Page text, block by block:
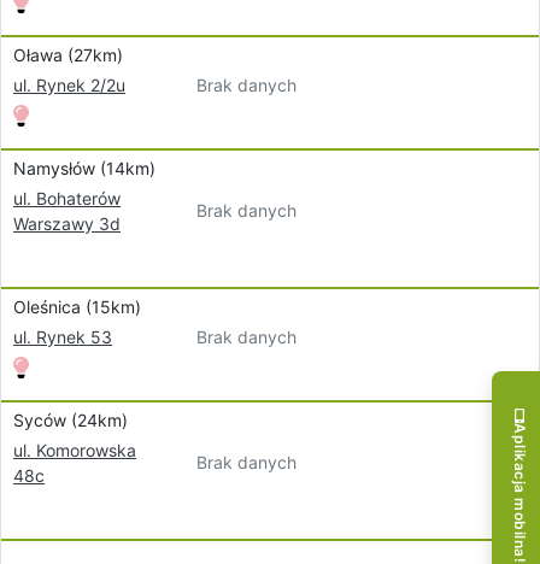
Oława (27km)
ul. Rynek 2/2u
Brak danych
Namysłów (14km)
ul. Bohaterów
Warszawy 3d
Brak danych
Oleśnica (15km)
ul. Rynek 53
Brak danych
Syców (24km)
ul. Komorowska
48c
Brak danych Aplikacja mobilna!